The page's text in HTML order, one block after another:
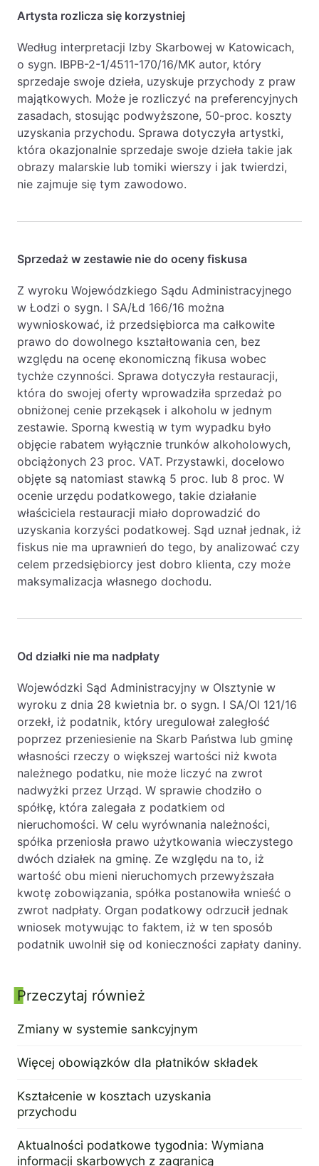
Artysta rozlicza się korzystniej
Według interpretacji Izby Skarbowej w Katowicach,
o sygn. IBPB-2-1/4511-170/16/MK autor, który
sprzedaje swoje dzieła, uzyskuje przychody z praw
majątkowych. Może je rozliczyć na preferencyjnych
zasadach, stosując podwyższone, 50-proc. koszty
uzyskania przychodu. Sprawa dotyczyła artystki,
która okazjonalnie sprzedaje swoje dzieła takie jak
obrazy malarskie lub tomiki wierszy i jak twierdzi,
nie zajmuje się tym zawodowo.
Sprzedaż w zestawie nie do oceny fiskusa
Z wyroku Wojewódzkiego Sądu Administracyjnego
w Łodzi o sygn. I SA/Łd 166/16 można
wywnioskować, iż przedsiębiorca ma całkowite
prawo do dowolnego kształtowania cen, bez
względu na ocenę ekonomiczną fikusa wobec
tychże czynności. Sprawa dotyczyła restauracji,
która do swojej oferty wprowadziła sprzedaż po
obniżonej cenie przekąsek i alkoholu w jednym
zestawie. Sporną kwestią w tym wypadku było
objęcie rabatem wyłącznie trunków alkoholowych,
obciążonych 23 proc. VAT. Przystawki, docelowo
objęte są natomiast stawką 5 proc. lub 8 proc. W
ocenie urzędu podatkowego, takie działanie
właściciela restauracji miało doprowadzić do
uzyskania korzyści podatkowej. Sąd uznał jednak, iż
fiskus nie ma uprawnień do tego, by analizować czy
celem przedsiębiorcy jest dobro klienta, czy może
maksymalizacja własnego dochodu.
Od działki nie ma nadpłaty
Wojewódzki Sąd Administracyjny w Olsztynie w
wyroku z dnia 28 kwietnia br. o sygn. I SA/Ol 121/16
orzekł, iż podatnik, który uregulował zaległość
poprzez przeniesienie na Skarb Państwa lub gminę
własności rzeczy o większej wartości niż kwota
należnego podatku, nie może liczyć na zwrot
nadwyżki przez Urząd. W sprawie chodziło o
spółkę, która zalegała z podatkiem od
nieruchomości. W celu wyrównania należności,
spółka przeniosła prawo użytkowania wieczystego
dwóch działek na gminę. Ze względu na to, iż
wartość obu mieni nieruchomych przewyższała
kwotę zobowiązania, spółka postanowiła wnieść o
zwrot nadpłaty. Organ podatkowy odrzucił jednak
wniosek motywując to faktem, iż w ten sposób
podatnik uwolnił się od konieczności zapłaty daniny.
Panel boczny
Przeczytaj również
Zmiany w systemie sankcyjnym
Więcej obowiązków dla płatników składek
Kształcenie w kosztach uzyskania
przychodu
Aktualności podatkowe tygodnia: Wymiana
informacji skarbowych z zagranicą